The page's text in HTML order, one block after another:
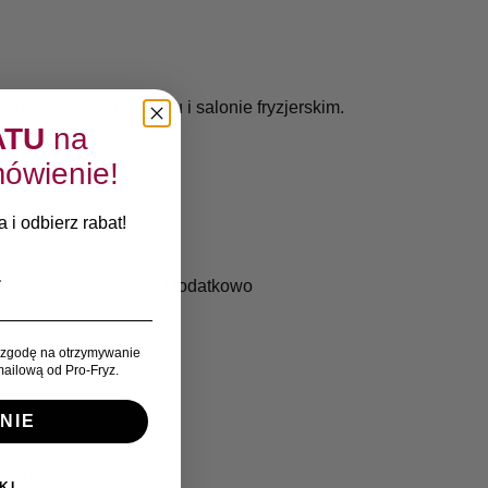
do użytku w domu i salonie fryzjerskim.
utracie wilgoci. Dodatkowo
Alfaparf
na
i odbierz rabat!
na otrzymywanie
od Pro-Fryz.